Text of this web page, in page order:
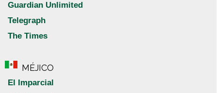
Guardian Unlimited
Telegraph
The Times
MÉJICO
El Imparcial